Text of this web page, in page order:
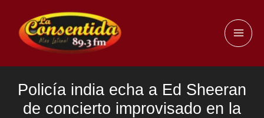
contenido
Policía india echa a Ed Sheeran
de concierto improvisado en la